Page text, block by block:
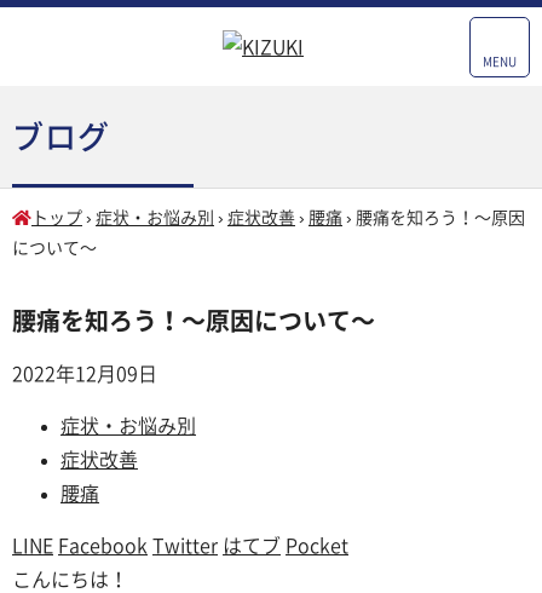
MENU
ブログ
トップ › 症状・お悩み別 › 症状改善 › 腰痛 › 腰痛を知ろう！〜原因
について〜
腰痛を知ろう！〜原因について〜
2022年12月09日
症状・お悩み別
症状改善
腰痛
LINE Facebook Twitter はてブ Pocket
こんにちは！